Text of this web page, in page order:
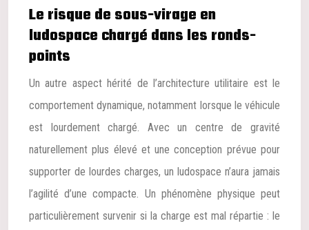
Le risque de sous-virage en
ludospace chargé dans les ronds-
points
Un autre aspect hérité de l’architecture utilitaire est le
comportement dynamique, notamment lorsque le véhicule
est lourdement chargé. Avec un centre de gravité
naturellement plus élevé et une conception prévue pour
supporter de lourdes charges, un ludospace n’aura jamais
l’agilité d’une compacte. Un phénomène physique peut
particulièrement survenir si la charge est mal répartie : le